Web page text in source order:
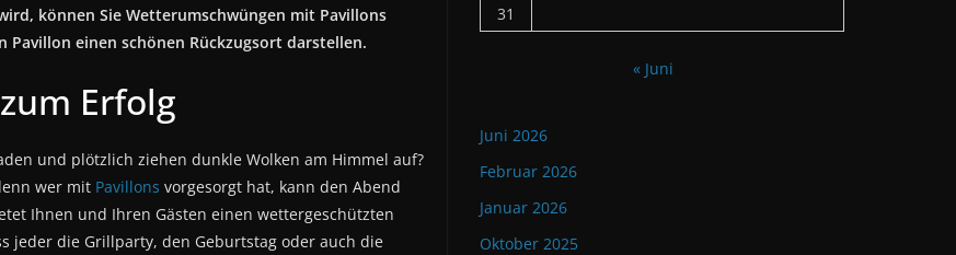
können Sie Wetterumschwüngen mit Pavillons
Pavillon einen schönen Rückzugsort darstellen.
Erfolg
und plötzlich ziehen dunkle Wolken am Himmel auf?
wer mit Pavillons vorgesorgt hat, kann den Abend
Ihnen und Ihren Gästen einen wettergeschützten
jeder die Grillparty, den Geburtstag oder auch die
31
« Juni
Juni 2026
Februar 2026
Januar 2026
Oktober 2025